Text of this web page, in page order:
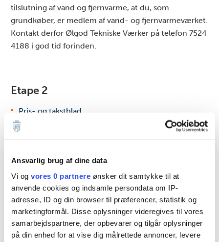
Ansvarlig brug af dine data
Vi og vores 0 partnere ønsker dit samtykke til at
anvende cookies og indsamle persondata om IP-
adresse, ID og din browser til præferencer, statistik og
marketingformål. Disse oplysninger videregives til vores
samarbejdspartnere, der opbevarer og tilgår oplysninger
på din enhed for at vise dig målrettede annoncer, levere
tilslutning af vand og fjernvarme, at du, som
grundkøber, er medlem af vand- og fjernvarmeværket.
Kontakt derfor Ølgod Tekniske Værker på telefon 7524
4188 i god tid forinden.
Etape 2
Pris- og takstblad
Deklaration
Lokalplan
Vær opmærksom på, at det er en betingelse for
tilslutning af vand og fjernvarme, at du, som
grundkøber, er medlem af vand- og fjernvarmeværket.